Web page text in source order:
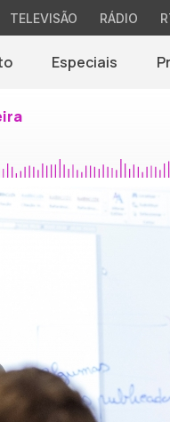
TELEVISÃO RÁDIO
Especiais